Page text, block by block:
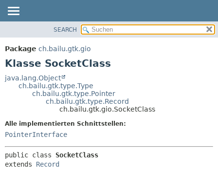
PACKAGE
KLASSE
VERALTET
DETAILS:
FELD
SEARCH
Package ch.bailu.gtk.gio
Klasse SocketClass
java.lang.Object
ch.bailu.gtk.type.Type
ch.bailu.gtk.type.Pointer
ch.bailu.gtk.type.Record
ch.bailu.gtk.gio.SocketClass
Alle implementierten Schnittstellen:
PointerInterface
public class SocketClass
extends Record